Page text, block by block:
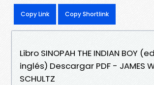
Copy Link Copy Shortlink
Libro SINOPAH THE INDIAN BOY
inglés) Descargar PDF - JAMES
SCHULTZ